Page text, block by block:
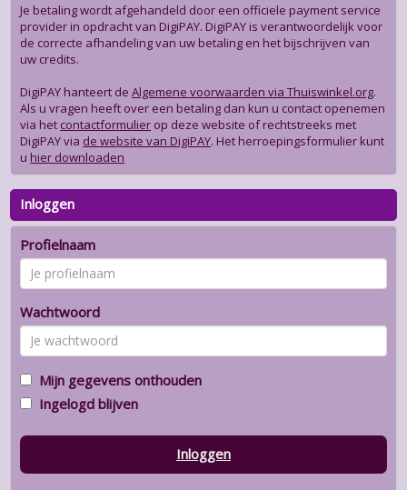
Je betaling wordt afgehandeld door een officiele payment service
provider in opdracht van DigiPAY. DigiPAY is verantwoordelijk voor
de correcte afhandeling van uw betaling en het bijschrijven van
uw credits.
DigiPAY hanteert deAlgemene voorwaarden via Thuiswinkel.org.
Als u vragen heeft over een betaling dan kun u contact openemen
via het contactformulier op deze website of rechtstreeks met
DigiPAY via de website van DigiPAY. Het herroepingsformulier kunt
u hier downloaden
Inloggen
Profielnaam
Wachtwoord
Mijn gegevens onthouden
Ingelogd blijven
Inloggen